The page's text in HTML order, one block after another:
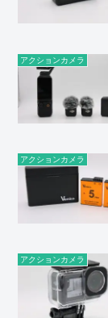
アクションカメラ
アクションカメラ
アクションカメラ